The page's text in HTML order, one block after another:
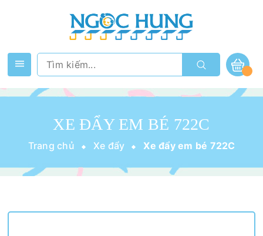
XE ĐẨY EM BÉ 722C
Trang chủ Xe đẩy Xe đẩy em bé 722C